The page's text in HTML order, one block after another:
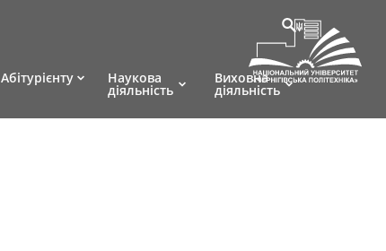
Абітурієнту Наукова
діяльність
Виховна
діяльність